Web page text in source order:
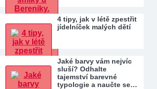
4 tipy, jak v létě zpestřit
jídelníček malých dětí
Jaké barvy vám nejvíc
sluší? Odhalte
tajemství barevné
typologie a naučte se…